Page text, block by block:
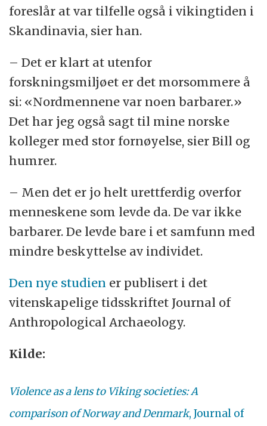
foreslår at var tilfelle også i vikingtiden i
Skandinavia, sier han.
– Det er klart at utenfor
forskningsmiljøet er det morsommere å
si: «Nordmennene var noen barbarer.»
Det har jeg også sagt til mine norske
kolleger med stor fornøyelse, sier Bill og
humrer.
– Men det er jo helt urettferdig overfor
menneskene som levde da. De var ikke
barbarer. De levde bare i et samfunn med
mindre beskyttelse av individet.
Den nye studien er publisert i det
vitenskapelige tidsskriftet Journal of
Anthropological Archaeology.
Kilde:
Violence as a lens to Viking societies: A
comparison of Norway and Denmark, Journal of